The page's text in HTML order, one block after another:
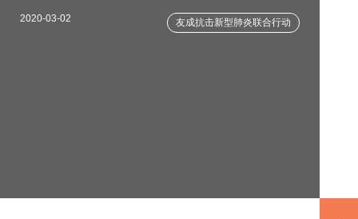
2020-03-02 友成抗击新型肺炎联合行动